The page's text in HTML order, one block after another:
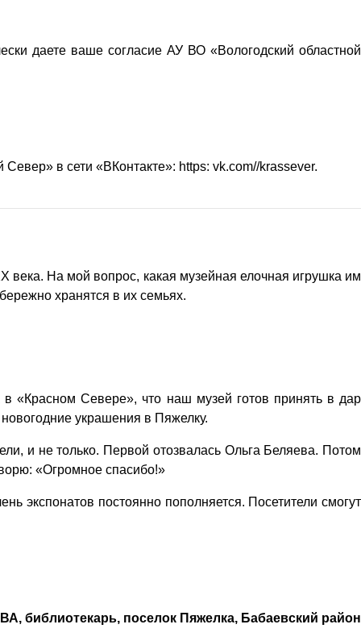
даете ваше согласие АУ ВО «Вологодский областной
в сети «ВКонтакте»: https: vk.com//krassever.
На мой вопрос, какая музейная елочная игрушка им
хранятся в их семьях.
«Красном Севере», что наш музей готов принять в дар
украшения в Пяжелку.
и не только. Первой отозвалась Ольга Беляева. Потом
«Огромное спасибо!»
экспонатов постоянно пополняется. Посетители смогут
библиотекарь, поселок Пяжелка, Бабаевский район